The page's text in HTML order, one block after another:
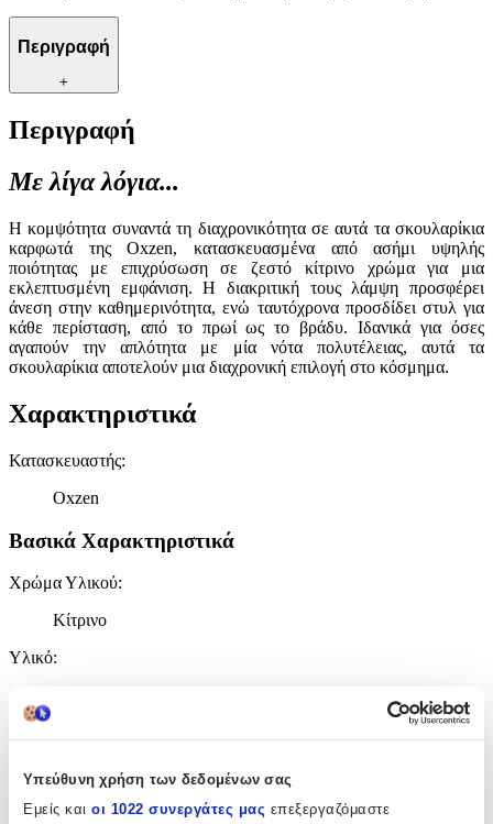
Υπεύθυνη χρήση των δεδομένων σας
Εμείς και οι 1022 συνεργάτες μας επεξεργαζόμαστε
Περιγραφή
+
Περιγραφή
Με λίγα λόγια...
Η κομψότητα συναντά τη διαχρονικότητα σε αυτά τα σκουλαρίκια
καρφωτά της Oxzen, κατασκευασμένα από ασήμι υψηλής
ποιότητας με επιχρύσωση σε ζεστό κίτρινο χρώμα για μια
εκλεπτυσμένη εμφάνιση. Η διακριτική τους λάμψη προσφέρει
άνεση στην καθημερινότητα, ενώ ταυτόχρονα προσδίδει στυλ για
κάθε περίσταση, από το πρωί ως το βράδυ. Ιδανικά για όσες
αγαπούν την απλότητα με μία νότα πολυτέλειας, αυτά τα
σκουλαρίκια αποτελούν μια διαχρονική επιλογή στο κόσμημα.
Χαρακτηριστικά
Κατασκευαστής:
Oxzen
Βασικά Χαρακτηριστικά
Χρώμα Υλικού:
Κίτρινο
Υλικό:
Ναι
Σετ: